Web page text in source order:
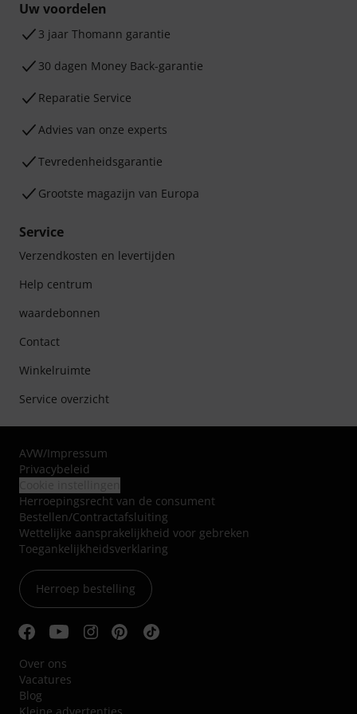
Uw voordelen
3 jaar Thomann garantie
30 dagen Money Back-garantie
Reparatie Service
Advies van onze experts
Tevredenheidsgarantie
Grootste magazijn van Europa
Service
Verzendkosten en levertijden
Help centrum
waardebonnen
Contact
Winkelruimte
Service overzicht
AVW/Impressum
Privacybeleid
Herroepingsrecht van de consument
Bestellen/Contractafsluiting
Wettelijke aansprakelijkheid voor gebreken
Toegankelijkheidsverklaring
Herroep bestelling
Over ons
Vacatures
Blog